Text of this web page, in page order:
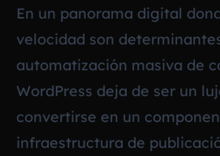
En un panorama digital
velocidad son
automatización masiva de
WordPress deja de ser un
convertirse en un
infraestructura de